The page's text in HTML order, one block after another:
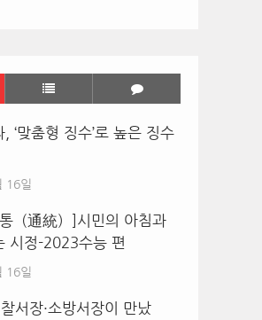
‘맞춤형 징수’로 높은 징수
16일
（通統）]시민의 아침과
시정-2023수능 편
16일
찰서장·소방서장이 만났